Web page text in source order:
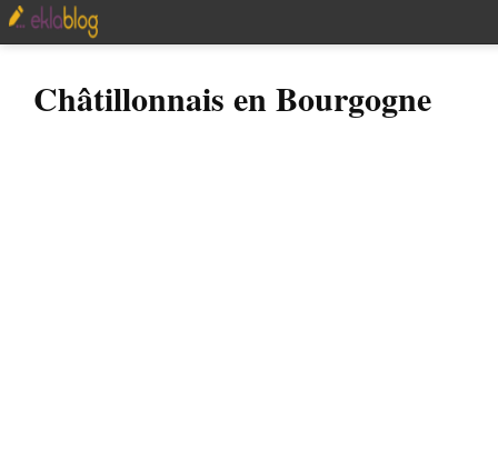
Châtillonnais en Bourgogne